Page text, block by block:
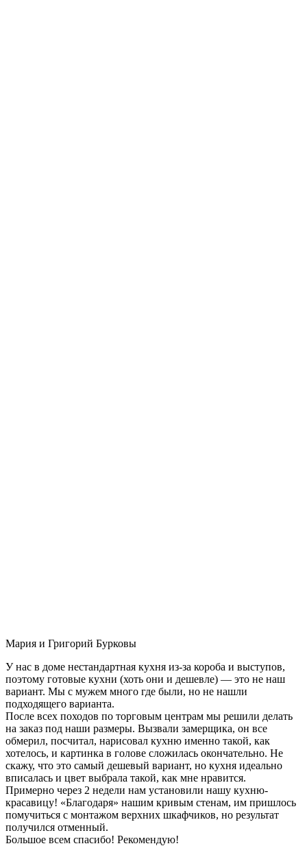
Мария и Григорий Бурковы
У нас в доме нестандартная кухня из-за короба и выступов,
поэтому готовые кухни (хоть они и дешевле) — это не наш
вариант. Мы с мужем много где были, но не нашли
подходящего варианта.
После всех походов по торговым центрам мы решили делать
на заказ под наши размеры. Вызвали замерщика, он все
обмерил, посчитал, нарисовал кухню именно такой, как
хотелось, и картинка в голове сложилась окончательно. Не
скажу, что это самый дешевый вариант, но кухня идеально
вписалась и цвет выбрала такой, как мне нравится.
Примерно через 2 недели нам установили нашу кухню-
красавицу! «Благодаря» нашим кривым стенам, им пришлось
помучиться с монтажом верхних шкафчиков, но результат
получился отменный.
Большое всем спасибо! Рекомендую!